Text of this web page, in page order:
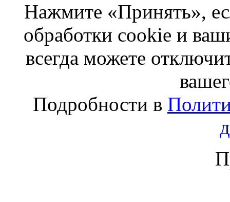
Нажмите «Принять»,
обработки cookie и
всегда можете
Подробности в